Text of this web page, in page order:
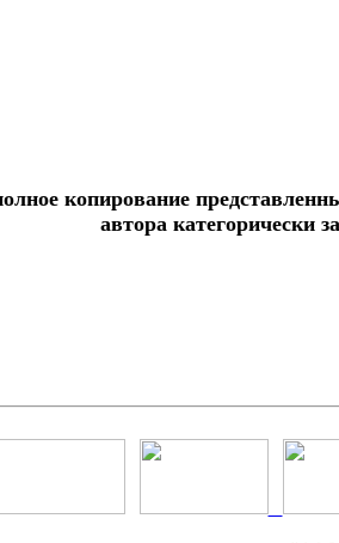
копирование
автора категорически